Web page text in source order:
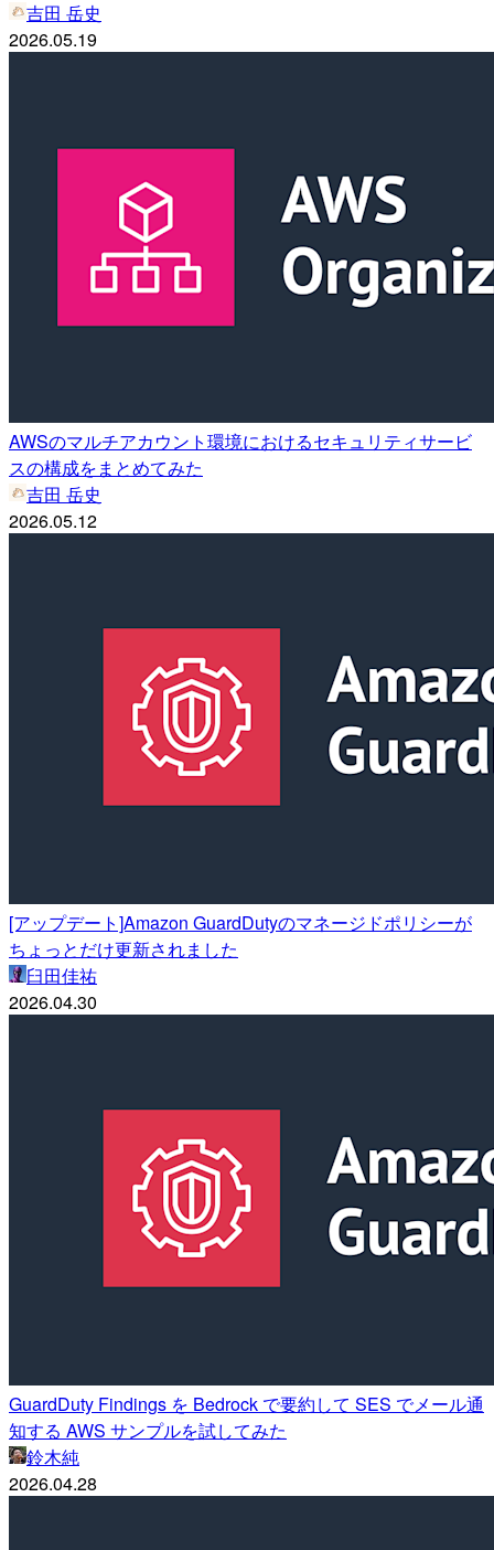
吉田 岳史
2026.05.19
AWSのマルチアカウント環境におけるセキュリティサービ
スの構成をまとめてみた
吉田 岳史
2026.05.12
[アップデート]Amazon GuardDutyのマネージドポリシーが
ちょっとだけ更新されました
臼田佳祐
2026.04.30
GuardDuty Findings を Bedrock で要約して SES でメール通
知する AWS サンプルを試してみた
鈴木純
2026.04.28